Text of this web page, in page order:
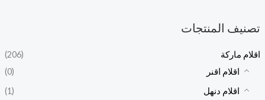
تصنيف المنتجات
اقلام ماركة
(206)
اقلام اقنر
(0)
اقلام دنهل
(1)